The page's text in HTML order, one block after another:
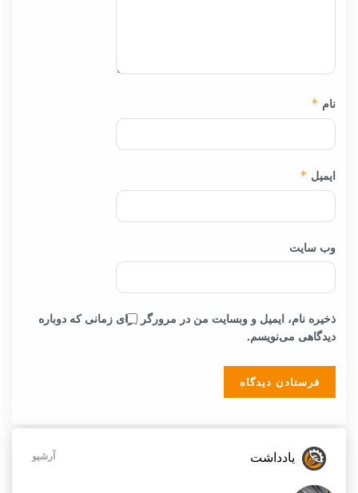
نام *
ایمیل *
وب‌ سایت
ذخیره نام، ایمیل و وبسایت من در مرورگر برای زمانی که دوباره
دیدگاهی می‌نویسم.
یادداشت آرشیو